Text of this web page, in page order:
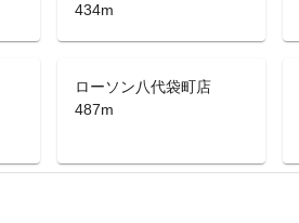
434m
ローソン八代袋町店
487m